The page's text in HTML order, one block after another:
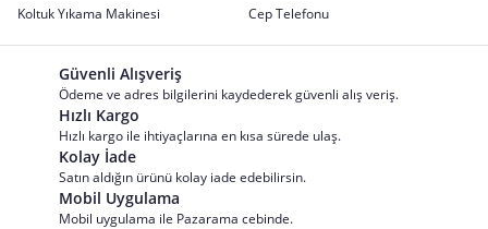
Koltuk Yıkama Makinesi
Cep Telefonu
Güvenli Alışveriş
Ödeme ve adres bilgilerini kaydederek güvenli alış veriş.
Hızlı Kargo
Hızlı kargo ile ihtiyaçlarına en kısa sürede ulaş.
Kolay İade
Satın aldığın ürünü kolay iade edebilirsin.
Mobil Uygulama
Mobil uygulama ile Pazarama cebinde.